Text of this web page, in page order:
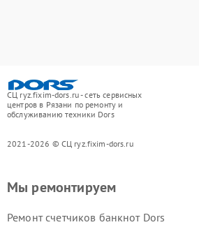
СЦ ryz.fixim-dors.ru - сеть сервисных
центров в Рязани по ремонту и
обслуживанию техники Dors
2021-2026 © СЦ ryz.fixim-dors.ru
Мы ремонтируем
Ремонт счетчиков банкнот Dors